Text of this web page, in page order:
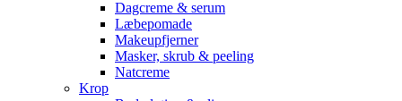
Dagcreme & serum
Læbepomade
Makeupfjerner
Masker, skrub & peeling
Natcreme
Krop